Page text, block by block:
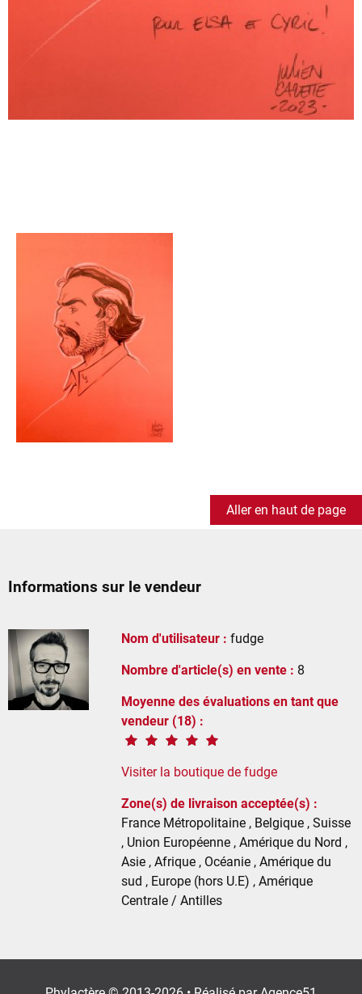
Aller en haut de page
Informations sur le vendeur
Nom d'utilisateur : fudge
Nombre d'article(s) en vente : 8
Moyenne des évaluations en tant que
vendeur (18) :
Visiter la boutique de fudge
Zone(s) de livraison acceptée(s) :
France Métropolitaine , Belgique , Suisse
, Union Européenne , Amérique du Nord ,
Asie , Afrique , Océanie , Amérique du
sud , Europe (hors U.E) , Amérique
Centrale / Antilles